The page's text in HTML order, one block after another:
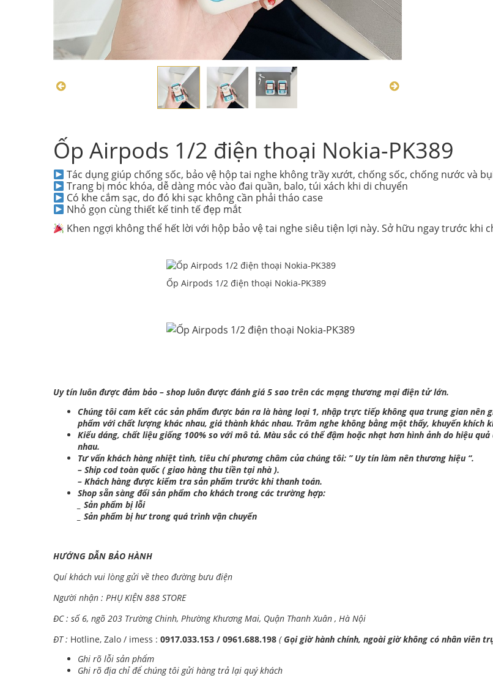
Ốp Airpods 1/2 điện thoại Nokia-PK389
Tác dụng giúp chống sốc, bảo vệ hộp tai nghe không trầy xướt, chống sốc, chống nước và
Trang bị móc khóa, dễ dàng móc vào đai quần, balo, túi xách khi di chuyển
Có khe cắm sạc, do đó khi sạc không cần phải tháo case
Nhỏ gọn cùng thiết kế tinh tế đẹp mắt
Khen ngợi không thể hết lời với hộp bảo vệ tai nghe siêu tiện lợi này. Sở hữu ngay trước khi
Ốp Airpods 1/2 điện thoại Nokia-PK389
Uy tín luôn được đảm bảo – shop luôn được đánh giá 5 sao trên các mạng thương mại điện tử lớn.
Chúng tôi cam kết các sản phẩm được bán ra là hàng loại 1, nhập trực tiếp không qua trung gian
phẩm với chất lượng khác nhau, giá thành khác nhau. Trăm nghe không bằng một thấy, khuyến khích
Kiểu dáng, chất liệu giống 100% so với mô tả. Màu sắc có thể đậm hoặc nhạt hơn hình ảnh do hiệu
nhau.
Tư vấn khách hàng nhiệt tình, tiêu chí phương châm của chúng tôi: ” Uy tín làm nên thương hiệu “.
– Ship cod toàn quốc ( giao hàng thu tiền tại nhà ).
– Khách hàng được kiểm tra sản phẩm trước khi thanh toán.
Shop sẵn sàng đổi sản phẩm cho khách trong các trường hợp:
_ Sản phẩm bị lỗi
_ Sản phẩm bị hư trong quá trình vận chuyển
HƯỚNG DẪN BẢO HÀNH
Quí khách vui lòng gửi về theo đường bưu điện
Người nhận : PHỤ KIỆN 888 STORE
ĐC : số 6, ngõ 203 Trường Chinh, Phường Khương Mai, Quận Thanh Xuân , Hà Nội
ĐT : Hotline, Zalo / imess : 0917.033.153 / 0961.688.198 ( Gọi giờ hành chính, ngoài giờ không có nhân viên
Ghi rõ lỗi sản phẩm
Ghi rõ địa chỉ để chúng tôi gửi hàng trả lại quý khách